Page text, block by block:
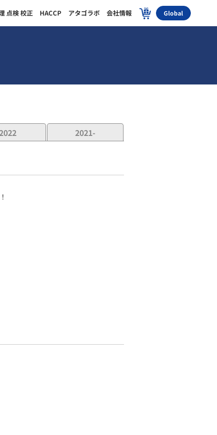
点検 校正 HACCP アタゴラボ 会社情報 Global
2021-